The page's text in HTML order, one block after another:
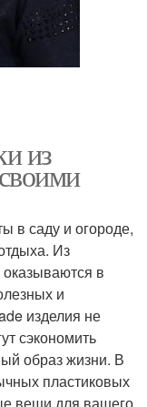
из
в саду и огороде,
Из
в
и
изделия не
сэкономить
образ жизни. В
пластиковых